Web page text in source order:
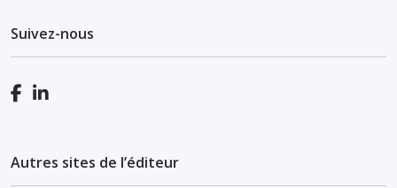
Suivez-nous
Autres sites de l’éditeur